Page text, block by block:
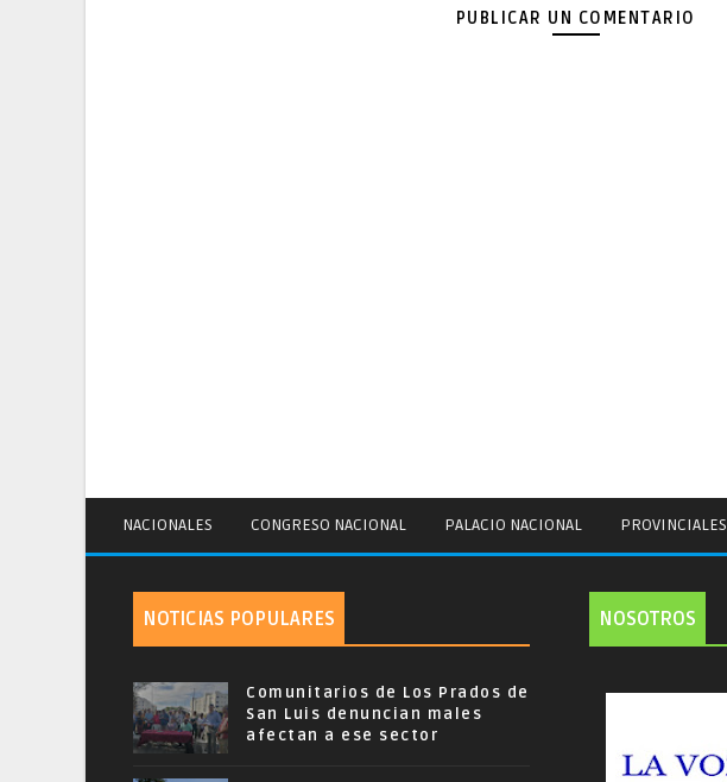
PUBLICAR UN COMENTARIO
NACIONALES CONGRESO NACIONAL PALACIO NACIONAL PROVINCIALES
NOTICIAS POPULARES
Comunitarios de Los Prados de
San Luis denuncian males
afectan a ese sector
NOSOTROS